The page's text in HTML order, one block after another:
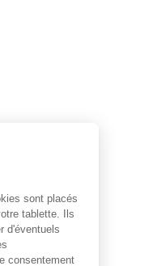
votre
de faciliter la
diffuser des
personnaliser